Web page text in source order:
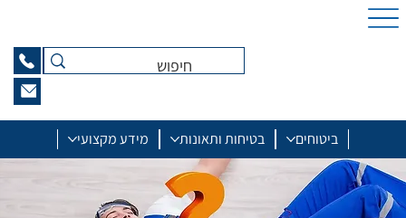
ביטוחים בטיחות ותאונות מידע מקצועי